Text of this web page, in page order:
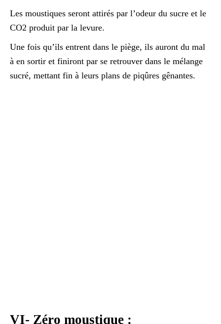
Les moustiques seront attirés par l’odeur du sucre et le
CO2 produit par la levure.
Une fois qu’ils entrent dans le piège, ils auront du mal
à en sortir et finiront par se retrouver dans le mélange
sucré, mettant fin à leurs plans de piqûres gênantes.
VI- Zéro moustique :